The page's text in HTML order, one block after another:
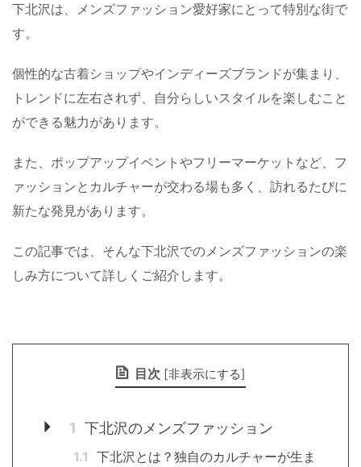
下北沢は、メンズファッション愛好家にとって特別な街で
す。
個性的な古着ショップやインディーズブランドが集まり、
トレンドに左右されず、自分らしいスタイルを楽しむこと
ができる魅力があります。
また、ポップアップイベントやフリーマーケットなど、フ
ァッションとカルチャーが交わる場も多く、訪れるたびに
新たな発見があります。
この記事では、そんな下北沢でのメンズファッションの楽
しみ方について詳しくご紹介します。
目次 [非表示にする]
1 下北沢のメンズファッション
1.1 下北沢とは？独自のカルチャーが生ま